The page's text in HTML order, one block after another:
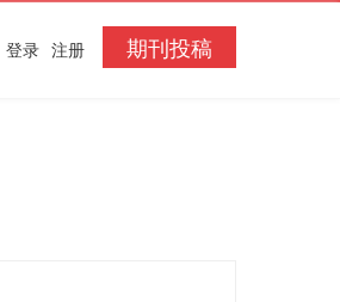
期刊投稿
登录 注册